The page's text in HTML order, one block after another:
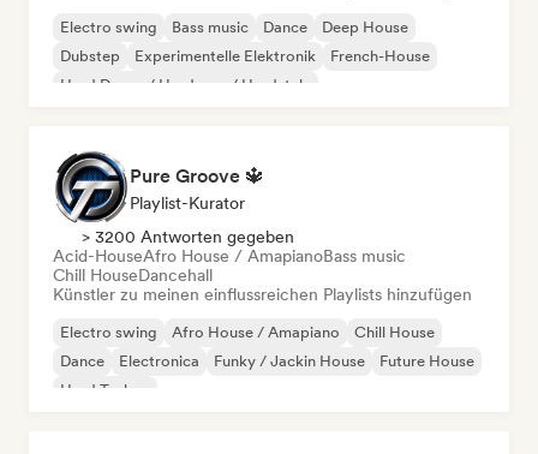
Electro swing Bass music Dance
Deep House
Dubstep
Experimentelle Elektronik
French-House
Hard Dance / Hardcore / Hardstyle
Pure Groove 🔱
Playlist-Kurator
> 3200 Antworten gegeben
Acid-HouseAfro House / AmapianoBass music
Chill HouseDancehall
Künstler zu meinen einflussreichen Playlists hinzufügen
Electro swing Afro House / Amapiano
Chill House
Dance
Electronica Funky / Jackin House
Future House
Hard Techno